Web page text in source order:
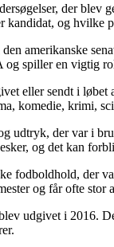
der
kandidat, og
amerikanske
spiller en vigtig
eller sendt i
komedie, krimi,
udtryk, der var i
og det kan
fodboldhold, der
og får ofte stor
udgivet i 2016.